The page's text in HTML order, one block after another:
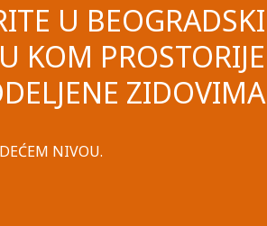
U BEOGRADSKI
KOM PROSTORIJE
ZIDOVIMA
NIVOU.